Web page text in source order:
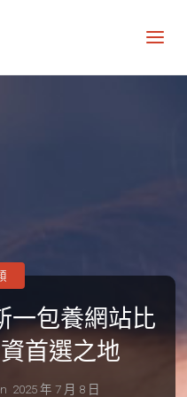
一包養網站比
首選之地
2025 年 7 月 8 日